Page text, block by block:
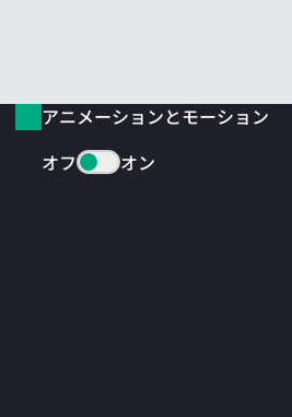
アニメーションとモーション
オフ
オン